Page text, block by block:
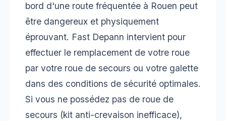
bord d'une route fréquentée à Rouen peut
être dangereux et physiquement
éprouvant. Fast Depann intervient pour
effectuer le remplacement de votre roue
par votre roue de secours ou votre galette
dans des conditions de sécurité optimales.
Si vous ne possédez pas de roue de
secours (kit anti-crevaison inefficace),